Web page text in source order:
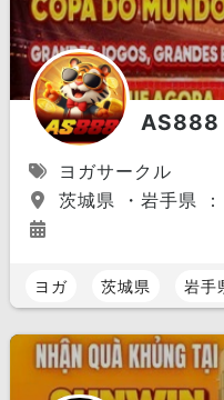
AS888
ヨガサークル
茨城県 ・岩手県
ヨガ 茨城県 岩手